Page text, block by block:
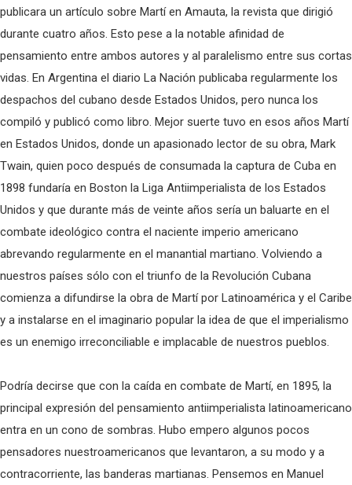
publicara un artículo sobre Martí en Amauta, la revista que dirigió
durante cuatro años. Esto pese a la notable afinidad de
pensamiento entre ambos autores y al paralelismo entre sus cortas
vidas. En Argentina el diario La Nación publicaba regularmente los
despachos del cubano desde Estados Unidos, pero nunca los
compiló y publicó como libro. Mejor suerte tuvo en esos años Martí
en Estados Unidos, donde un apasionado lector de su obra, Mark
Twain, quien poco después de consumada la captura de Cuba en
1898 fundaría en Boston la Liga Antiimperialista de los Estados
Unidos y que durante más de veinte años sería un baluarte en el
combate ideológico contra el naciente imperio americano
abrevando regularmente en el manantial martiano. Volviendo a
nuestros países sólo con el triunfo de la Revolución Cubana
comienza a difundirse la obra de Martí por Latinoamérica y el Caribe
y a instalarse en el imaginario popular la idea de que el imperialismo
es un enemigo irreconciliable e implacable de nuestros pueblos.
Podría decirse que con la caída en combate de Martí, en 1895, la
principal expresión del pensamiento antiimperialista latinoamericano
entra en un cono de sombras. Hubo empero algunos pocos
pensadores nuestroamericanos que levantaron, a su modo y a
contracorriente, las banderas martianas. Pensemos en Manuel